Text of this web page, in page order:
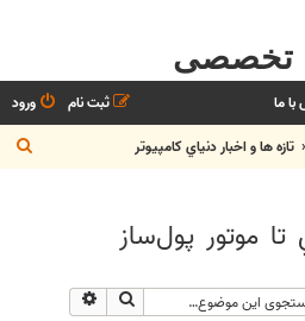
تخصصی
ما ورود
ثبت نام
تازه ها و اخبار دنياي کامپيوتر
س
تا موتور پول‌ساز
جستجو